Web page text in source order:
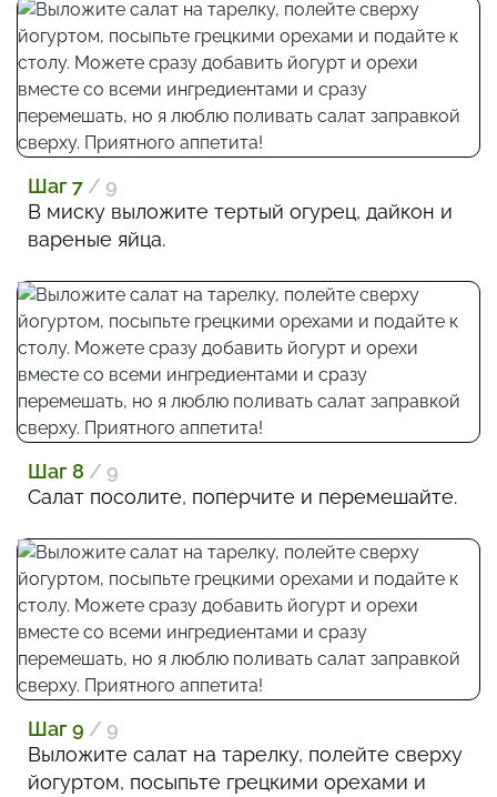
Шаг 7 / 9
В миску выложите тертый огурец, дайкон и
вареные яйца.
Шаг 8 / 9
Салат посолите, поперчите и перемешайте.
Шаг 9 / 9
Выложите салат на тарелку, полейте сверху
йогуртом, посыпьте грецкими орехами и